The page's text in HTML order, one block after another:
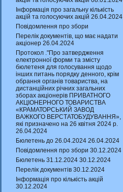
Інформація про загальну кількість
акцій та голосуючих акцій 26.04.2024
Повідомлення про збори
Перелік документів, що має надати
акціонер 26.04.2024
Протокол ."Про затвердження
електронної форми та змісту
бюлетеня для голосування щодо
інших питань порядку денного, крім
обрання органів товариства, на
дистанційних річних загальних
зборах акціонерів ПРИВАТНОГО
АКЦІОНЕРНОГО ТОВАРИСТВА
«КРАМАТОРСЬКИЙ ЗАВОД
ВАЖКОГО ВЕРСТАТОБУДУВАННЯ»,
які призначено на 26 квітня 2024 р.
26.04.2024
Бюлетень до 26.04.2024 26.04.2024
Повідомлення про збори 30.12.2024
Бюлетень 31.12.2024 30.12.2024
Перелік документів 30.12.2024
Інформація про кількість акцій
30.12.2024